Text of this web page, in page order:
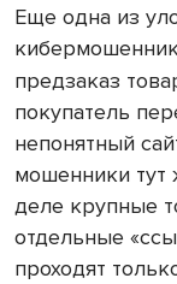
Еще одна из
предзаказ
покупатель
непонятный
мошенники тут
деле крупные
отдельные
проходят